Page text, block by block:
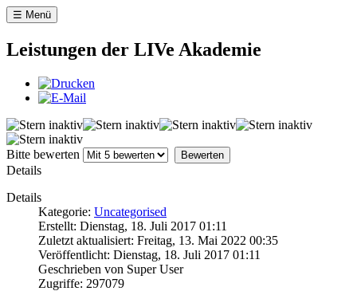
☰ Menü
Leistungen der LIVe Akademie
Bitte bewerten
Details
Details
Kategorie: Uncategorised
Erstellt: Dienstag, 18. Juli 2017 01:11
Zuletzt aktualisiert: Freitag, 13. Mai 2022 00:35
Veröffentlicht: Dienstag, 18. Juli 2017 01:11
Geschrieben von Super User
Zugriffe: 297079